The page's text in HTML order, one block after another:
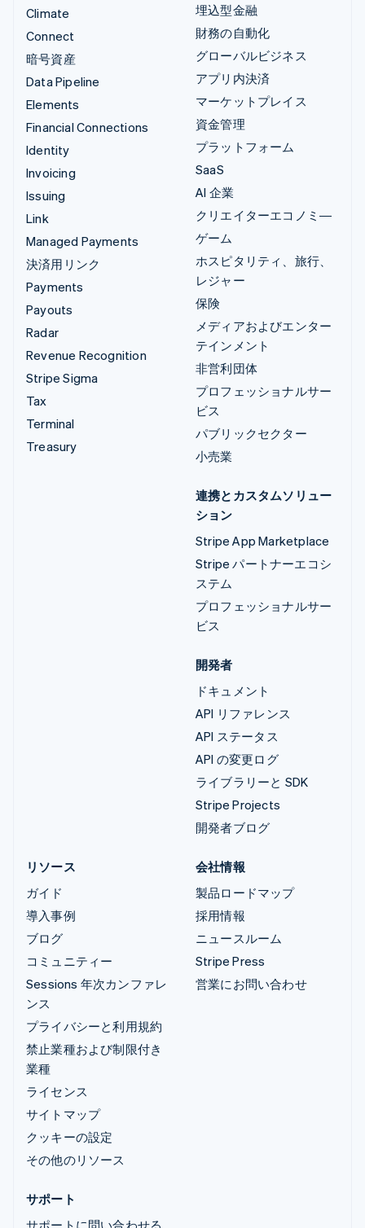
Climate
Connect
暗号資産
Data Pipeline
Elements
Financial Connections
Identity
Invoicing
Issuing
Link
Managed Payments
決済用リンク
Payments
Payouts
Radar
Revenue Recognition
Stripe Sigma
Tax
Terminal
Treasury
埋込型金融
財務の自動化
グローバルビジネス
アプリ内決済
マーケットプレイス
資金管理
プラットフォーム
SaaS
AI 企業
クリエイターエコノミ―
ゲーム
ホスピタリティ、旅行、
レジャー
保険
メディアおよびエンター
テインメント
非営利団体
プロフェッショナルサー
ビス
パブリックセクター
小売業
連携とカスタムソリュー
ション
Stripe App Marketplace
Stripe パートナーエコシ
ステム
プロフェッショナルサー
ビス
開発者
ドキュメント
API リファレンス
API ステータス
API の変更ログ
ライブラリーと SDK
Stripe Projects
開発者ブログ
リソース
ガイド
導入事例
ブログ
コミュニティー
Sessions 年次カンファレ
ンス
プライバシーと利用規約
禁止業種および制限付き
業種
ライセンス
サイトマップ
クッキーの設定
その他のリソース
会社情報
製品ロードマップ
採用情報
ニュースルーム
Stripe Press
営業にお問い合わせ
サポート
サポートに問い合わせる